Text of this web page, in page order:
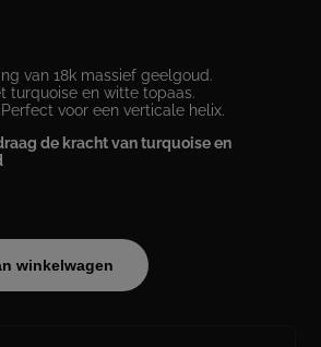
van 18k massief geelgoud.
turquoise en witte topaas.
voor een verticale helix.
de kracht van turquoise en
winkelwagen